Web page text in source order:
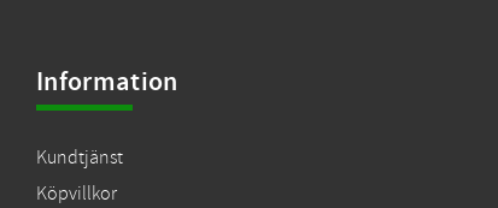
Information
Kundtjänst
Köpvillkor